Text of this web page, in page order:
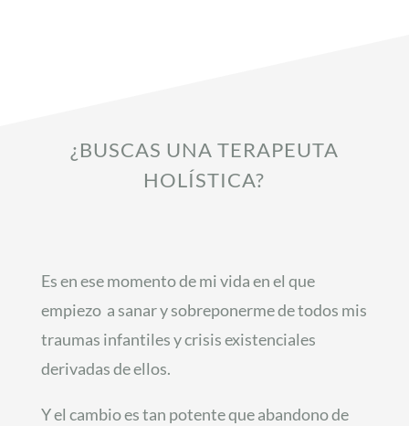
¿BUSCAS UNA TERAPEUTA
HOLÍSTICA?
Es en ese momento de mi vida en el que
empiezo a sanar y sobreponerme de todos mis
traumas infantiles y crisis existenciales
derivadas de ellos.
Y el cambio es tan potente que abandono de